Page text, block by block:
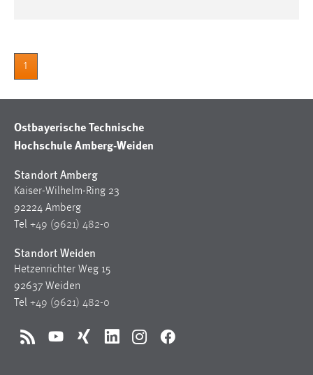
1
Ostbayerische Technische
Hochschule Amberg-Weiden
Standort Amberg
Kaiser-Wilhelm-Ring 23
92224 Amberg
Tel +49 (9621) 482-0
Standort Weiden
Hetzenrichter Weg 15
92637 Weiden
Tel +49 (9621) 482-0
RSS YouTubeXing LinkedInInstagramFacebook
Sie tun dies, indem sie Besucher über Websites
hinweg verfolgen.
Google Ads
Name:
_gcl_au
Anbieter:
Google Ireland Limited
Zweck:
Conversion-Tracking
Cookie Laufzeit:
3 Monate